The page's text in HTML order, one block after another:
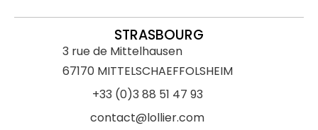
STRASBOURG
3 rue de Mittelhausen
67170 MITTELSCHAEFFOLSHEIM
+33 (0)3 88 51 47 93
contact@lollier.com